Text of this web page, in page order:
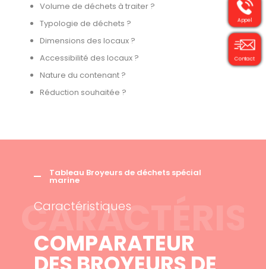
Volume de déchets à traiter ?
Typologie de déchets ?
Dimensions des locaux ?
Accessibilité des locaux ?
Nature du contenant ?
Réduction souhaitée ?
Tableau Broyeurs de déchets spécial
marine
Caractéristiques
COMPARATEUR
Appel
Contact